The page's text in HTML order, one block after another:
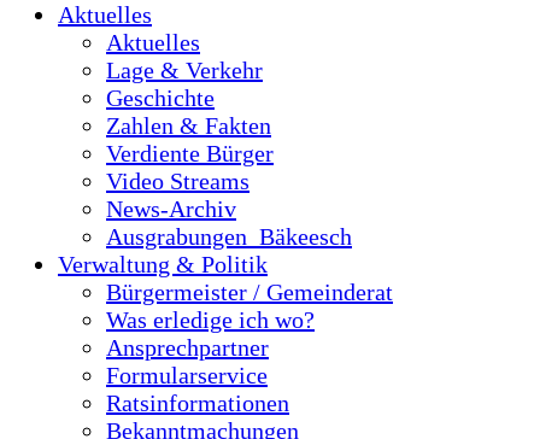
Aktuelles
Aktuelles
Lage & Verkehr
Geschichte
Zahlen & Fakten
Verdiente Bürger
Video Streams
News-Archiv
Ausgrabungen_Bäkeesch
Verwaltung & Politik
Bürgermeister / Gemeinderat
Was erledige ich wo?
Ansprechpartner
Formularservice
Ratsinformationen
Bekanntmachungen